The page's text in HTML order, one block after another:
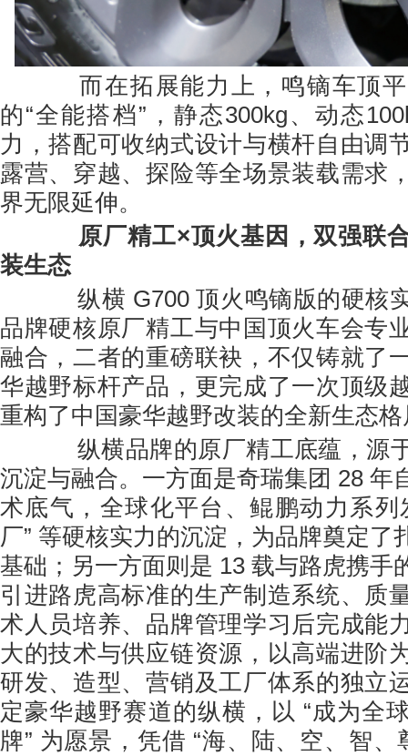
而在拓展能力上，鸣镝车顶平
的“全能搭档”，静态300kg、动态
力，搭配可收纳式设计与横杆自由调
露营、穿越、探险等全场景装载需求
界无限延伸。
原厂精工×顶火基因，双强联
装生态
纵横 G700 顶火鸣镝版的硬核
品牌硬核原厂精工与中国顶火车会专
融合，二者的重磅联袂，不仅铸就了
华越野标杆产品，更完成了一次顶级
重构了中国豪华越野改装的全新生态格
纵横品牌的原厂精工底蕴，源
沉淀与融合。一方面是奇瑞集团 28 年
术底气，全球化平台、鲲鹏动力系列
厂” 等硬核实力的沉淀，为品牌奠定了
基础；另一方面则是 13 载与路虎携手
引进路虎高标准的生产制造系统、质
术人员培养、品牌管理学习后完成能
大的技术与供应链资源，以高端进阶
研发、造型、营销及工厂体系的独立
定豪华越野赛道的纵横，以 “成为全
牌” 为愿景，凭借 “海、陆、空、智、